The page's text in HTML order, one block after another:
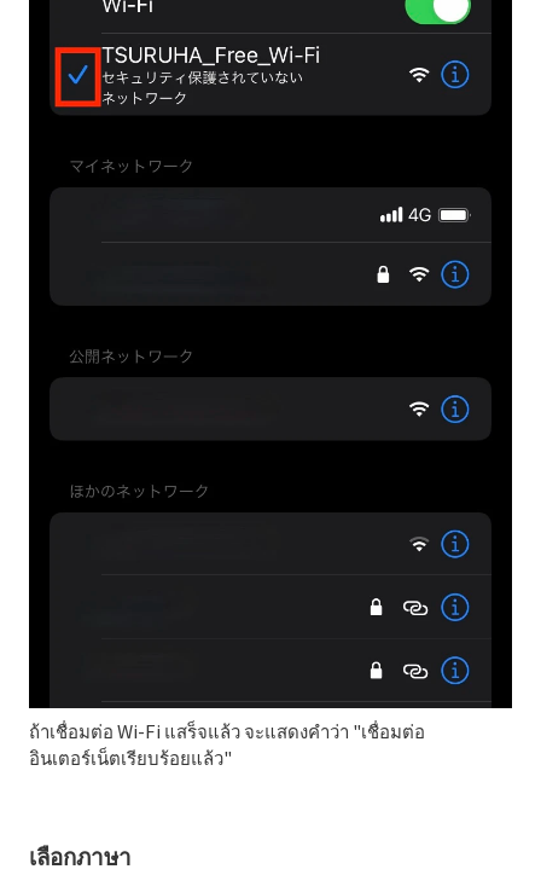
ถ้าเชื่อมต่อ Wi-Fi แสร็จแล้ว จะแสดงคำว่า "เชื่อมต่อ
อินเตอร์เน็ตเรียบร้อยแล้ว"
เลือกภาษา